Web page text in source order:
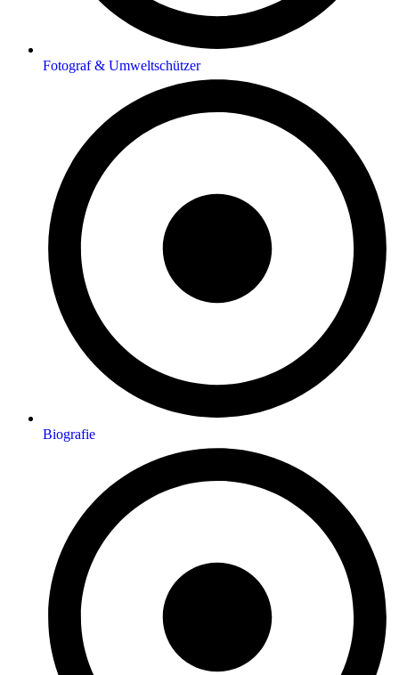
Fotograf & Umweltschützer
Biografie